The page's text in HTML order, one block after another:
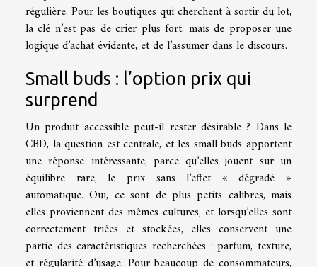
régulière. Pour les boutiques qui cherchent à sortir du lot,
la clé n’est pas de crier plus fort, mais de proposer une
logique d’achat évidente, et de l’assumer dans le discours.
Small buds : l’option prix qui
surprend
Un produit accessible peut-il rester désirable ? Dans le
CBD, la question est centrale, et les small buds apportent
une réponse intéressante, parce qu’elles jouent sur un
équilibre rare, le prix sans l’effet « dégradé »
automatique. Oui, ce sont de plus petits calibres, mais
elles proviennent des mêmes cultures, et lorsqu’elles sont
correctement triées et stockées, elles conservent une
partie des caractéristiques recherchées : parfum, texture,